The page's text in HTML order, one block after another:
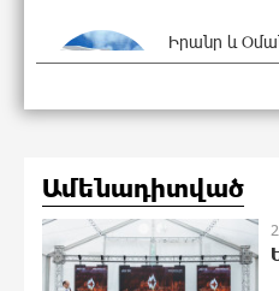
Իրանը և
փոխել
8-ամյա
Քոսակյանը
Արարատի
Ամենադիտված